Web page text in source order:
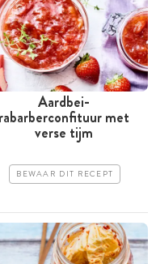
Aardbei-
rabarberconfituur met
verse tijm
BEWAAR DIT RECEPT